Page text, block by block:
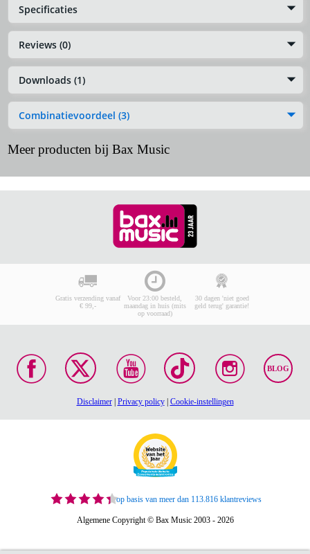
Specificaties
Reviews (0)
Downloads (1)
Combinatievoordeel (3)
Meer producten bij Bax Music
Gratis verzending vanaf
€ 99,-
Voor 23:00 besteld,
maandag in huis (mits
op voorraad)
30 dagen 'niet goed
geld terug' garantie!
BLOG
Disclaimer| Privacy policy| Cookie-instellingen
op basis van meer dan 113.816 klantreviews
Algemene Copyright © Bax Music 2003 - 2026